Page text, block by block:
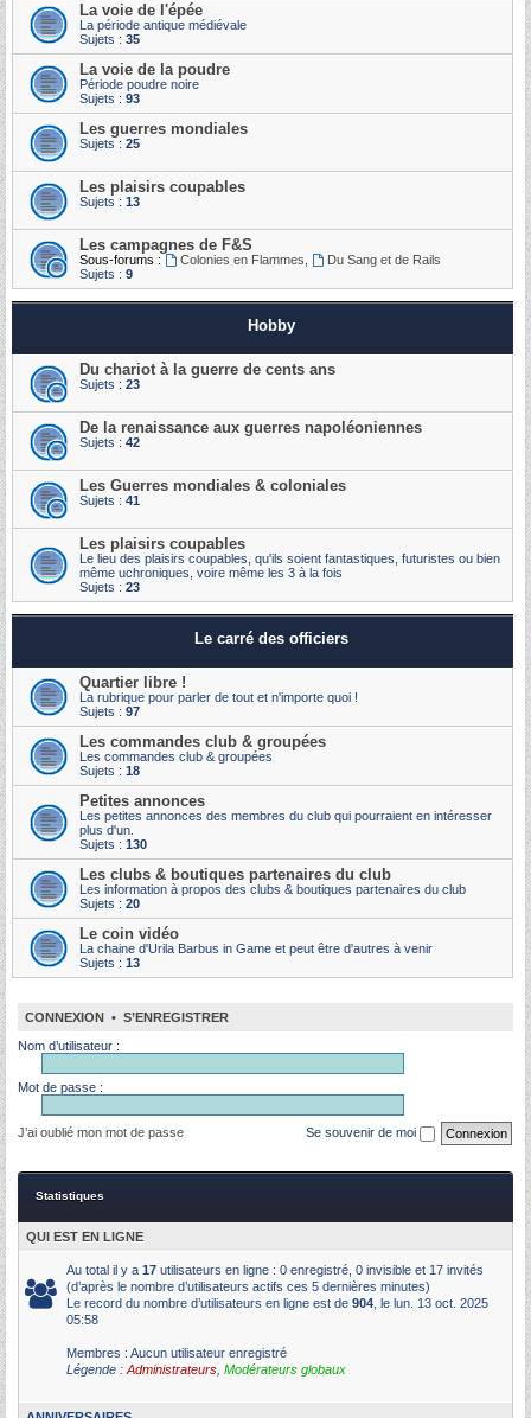
La voie de l'épée
La période antique médiévale
Sujets : 35
La voie de la poudre
Période poudre noire
Sujets : 93
Les guerres mondiales
Sujets : 25
Les plaisirs coupables
Sujets : 13
Les campagnes de F&S
Sous-forums : Colonies en Flammes
Du Sang et de Rails
Sujets : 9
Hobby
Du chariot à la guerre de cents ans
Sujets : 23
De la renaissance aux guerres napoléoniennes
Sujets : 42
Les Guerres mondiales & coloniales
Sujets : 41
Les plaisirs coupables
Le lieu des plaisirs coupables, qu'ils soient fantastiques, futuristes ou bien
même uchroniques, voire même les 3 à la fois
Sujets : 23
Le carré des officiers
Quartier libre !
La rubrique pour parler de tout et n'importe quoi !
Sujets : 97
Les commandes club & groupées
Les commandes club & groupées
Sujets : 18
Petites annonces
Les petites annonces des membres du club qui pourraient en intéresser
plus d'un.
Sujets : 130
Les clubs & boutiques partenaires du club
Les information à propos des clubs & boutiques partenaires du club
Sujets : 20
Le coin vidéo
La chaine d'Urila Barbus in Game et peut être d'autres à venir
Sujets : 13
CONNEXION • S’ENREGISTRER
Nom d’utilisateur :
Mot de passe :
J’ai oublié mon mot de passe Se souvenir de moi
Statistiques
QUI EST EN LIGNE
Au total il y a 17 utilisateurs en ligne : 0 enregistré, 0 invisible et 17 invités
(d’après le nombre d’utilisateurs actifs ces 5 dernières minutes)
Le record du nombre d’utilisateurs en ligne est de 904 , le lun. 13 oct. 2025
05:58
Membres : Aucun utilisateur enregistré
Légende : Administrateurs Modérateurs globaux